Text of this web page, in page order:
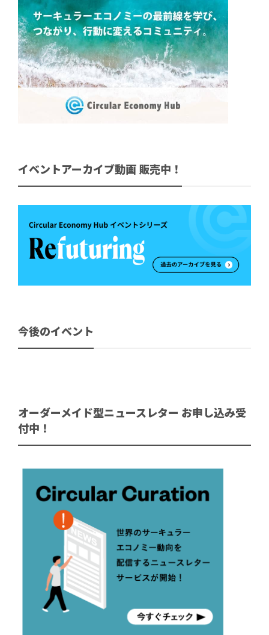
イベントアーカイブ動画 販売中！
今後のイベント
オーダーメイド型ニュースレター お申し込み受
付中！